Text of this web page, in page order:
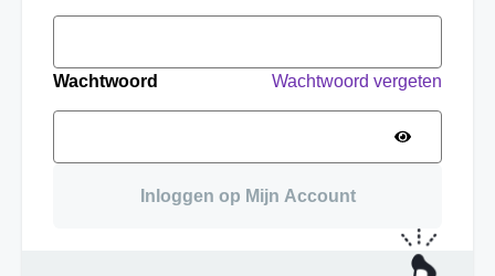
Wachtwoord vergeten
Wachtwoord
Inloggen op Mijn Account